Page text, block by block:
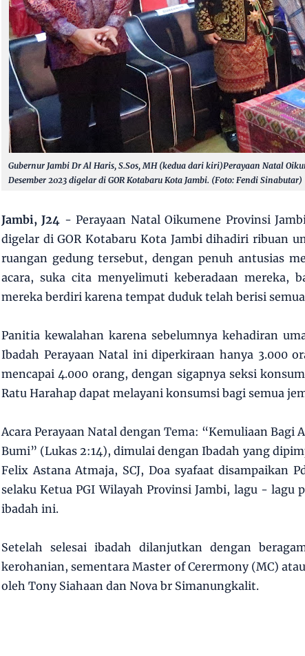
Gubernur Jambi Dr Al Haris, S.Sos, MH (kedua dari kiri)Perayaan Natal
Desember 2023 digelar di GOR Kotabaru Kota Jambi. (Foto: Fendi Sinabutar)
Jambi, J24 - Perayaan Natal Oikumene Provinsi
digelar di GOR Kotabaru Kota Jambi dihadiri ribuan
ruangan gedung tersebut, dengan penuh antusias
acara, suka cita menyelimuti keberadaan mereka,
mereka berdiri karena tempat duduk telah berisi
Panitia kewalahan karena sebelumnya kehadiran
Ibadah Perayaan Natal ini diperkiraan hanya 3.000
mencapai 4.000 orang, dengan sigapnya seksi
Ratu Harahap dapat melayani konsumsi bagi semua
Acara Perayaan Natal dengan Tema: “Kemuliaan Bagi
Bumi” (Lukas 2:14), dimulai dengan Ibadah yang
Felix Astana Atmaja, SCJ, Doa syafaat disampaikan
selaku Ketua PGI Wilayah Provinsi Jambi, lagu - lagu
ibadah ini.
Setelah selesai ibadah dilanjutkan dengan
kerohanian, sementara Master of Cerermony (MC)
oleh Tony Siahaan dan Nova br Simanungkalit.